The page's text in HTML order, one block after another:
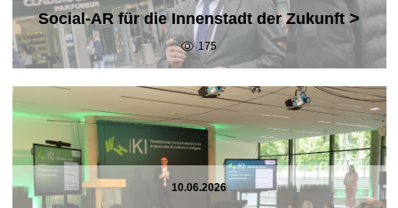
Social-AR für die Innenstadt der Zukunft >
175
10.06.2026